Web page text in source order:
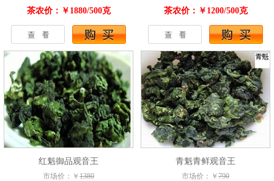
茶农价：￥1880/500克 茶农价：￥1200/500克
红魁御品观音王
市场价：￥ 1380
青魁青鲜观音王
市场价：￥ 790